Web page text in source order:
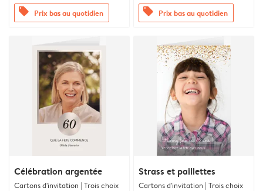
offers Prix bas au quotidien offers Prix bas au quotidien
Célébration argentée
Cartons d'invitation | Trois choix
Strass et paillettes
Cartons d'invitation | Trois choix